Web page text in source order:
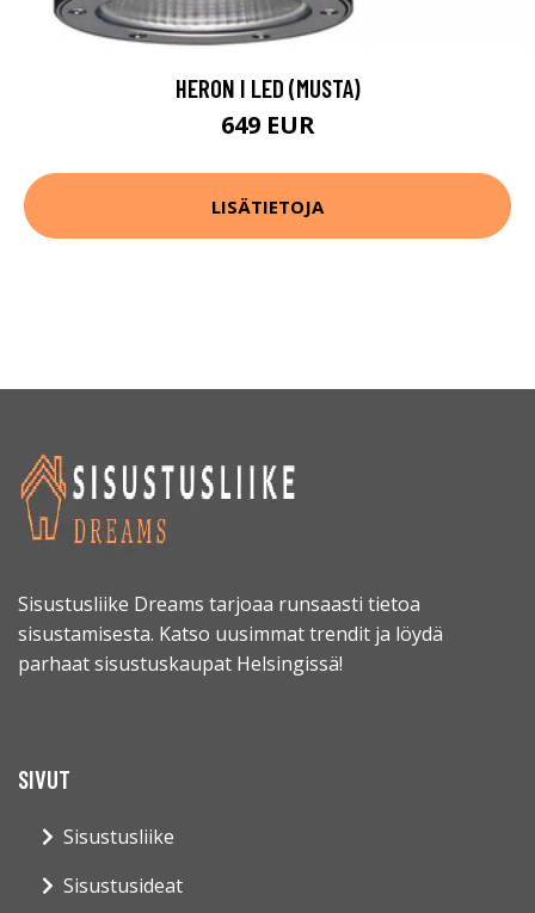
HERON I LED (MUSTA)
649 EUR
LISÄTIETOJA
Sisustusliike Dreams tarjoaa runsaasti tietoa
sisustamisesta. Katso uusimmat trendit ja löydä
parhaat sisustuskaupat Helsingissä!
SIVUT
Sisustusliike
Sisustusideat